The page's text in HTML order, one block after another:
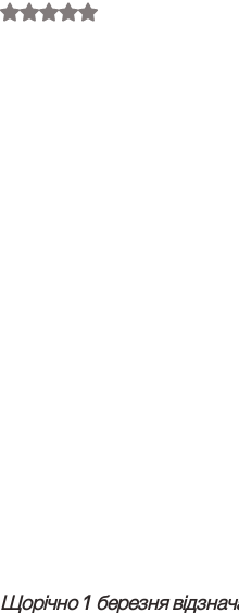
Оцінка: NaN з 5 зірок.
Щорічно 1 березня